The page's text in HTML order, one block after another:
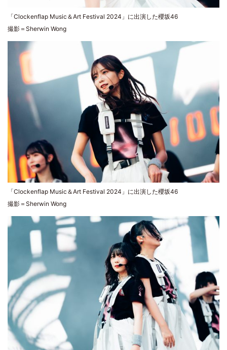
「Clockenflap Music＆Art Festival 2024」に出演した櫻坂46
撮影＝Sherwin Wong
「Clockenflap Music＆Art Festival 2024」に出演した櫻坂46
撮影＝Sherwin Wong